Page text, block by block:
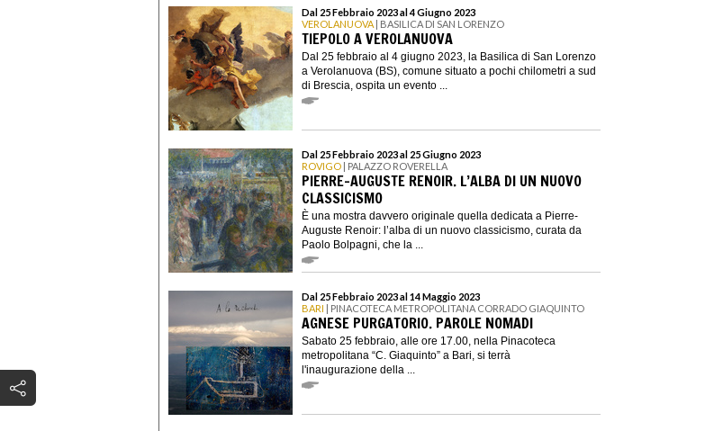
Dal 25 Febbraio 2023 al 4 Giugno 2023
VEROLANUOVA | BASILICA DI SAN LORENZO
TIEPOLO A VEROLANUOVA
Dal 25 febbraio al 4 giugno 2023, la Basilica di San Lorenzo
a Verolanuova (BS), comune situato a pochi chilometri a sud
di Brescia, ospita un evento ...
Dal 25 Febbraio 2023 al 25 Giugno 2023
ROVIGO | PALAZZO ROVERELLA
PIERRE-AUGUSTE RENOIR. L’ALBA DI UN NUOVO
CLASSICISMO
È una mostra davvero originale quella dedicata a Pierre-
Auguste Renoir: l’alba di un nuovo classicismo, curata da
Paolo Bolpagni, che la ...
Dal 25 Febbraio 2023 al 14 Maggio 2023
BARI | PINACOTECA METROPOLITANA CORRADO GIAQUINTO
AGNESE PURGATORIO. PAROLE NOMADI
Sabato 25 febbraio, alle ore 17.00, nella Pinacoteca
metropolitana “C. Giaquinto” a Bari, si terrà
l'inaugurazione della ...